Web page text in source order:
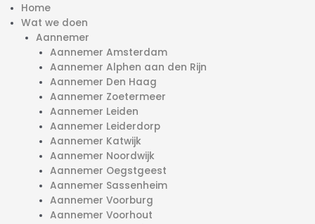
Home
Wat we doen
Aannemer
Aannemer Amsterdam
Aannemer Alphen aan den Rijn
Aannemer Den Haag
Aannemer Zoetermeer
Aannemer Leiden
Aannemer Leiderdorp
Aannemer Katwijk
Aannemer Noordwijk
Aannemer Oegstgeest
Aannemer Sassenheim
Aannemer Voorburg
Aannemer Voorhout